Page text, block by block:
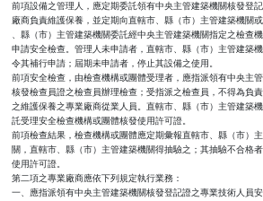
前項設備之管理人，應定期委託領有中央主管建築機關核發登
廠商負責維護保養，並定期向直轄市、縣（市）主管建築機關
、縣（市）主管建築機關委託經中央主管建築機關指定之檢查
申請安全檢查。管理人未申請者，直轄市、縣（市）主管建築
令其補行申請；屆期未申請者，停止其設備之使用。
前項安全檢查，由檢查機構或團體受理者，應指派領有中央主
核發檢查員證之檢查員辦理檢查；受指派之檢查員，不得為負
之維護保養之專業廠商從業人員。直轄市、縣（市）主管建築
託受理安全檢查機構或團體核發使用許可證。
前項檢查結果，檢查機構或團體應定期彙報直轄市、縣（市）
關，直轄市、縣（市）主管建築機關得抽驗之；其抽驗不合格
使用許可證。
第二項之專業廠商應依下列規定執行業務：
一、應指派領有中央主管建築機關核發登記證之專業技術人員